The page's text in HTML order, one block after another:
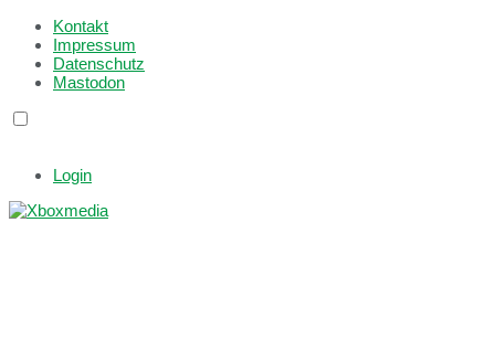
Kontakt
Impressum
Datenschutz
Mastodon
Login